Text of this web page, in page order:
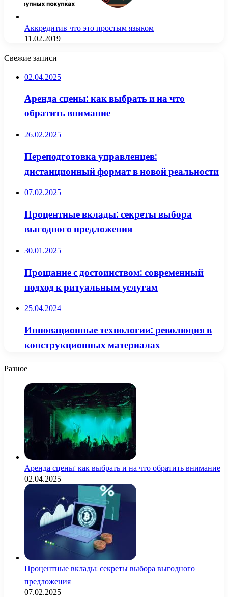
Аккредитив что это простым языком
11.02.2019
Свежие записи
02.04.2025
Аренда сцены: как выбрать и на что
обратить внимание
26.02.2025
Переподготовка управленцев:
дистанционный формат в новой реальности
07.02.2025
Процентные вклады: секреты выбора
выгодного предложения
30.01.2025
Прощание с достоинством: современный
подход к ритуальным услугам
25.04.2024
Инновационные технологии: революция в
конструкционных материалах
Разное
Аренда сцены: как выбрать и на что обратить внимание
02.04.2025
Процентные вклады: секреты выбора выгодного
предложения
07.02.2025